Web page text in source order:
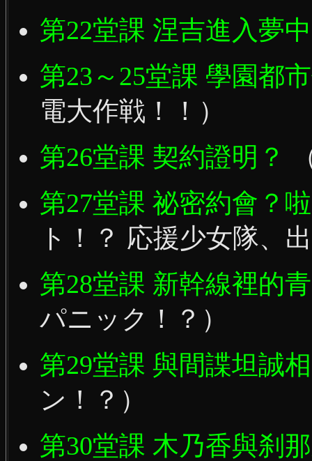
第22堂課 涅吉進入夢
第23～25堂課 學園都
電大作戦！！）
第26堂課 契約證明？
第27堂課 祕密約會？
ト！？ 応援少女隊、
第28堂課 新幹線裡的
パニック！？）
第29堂課 與間諜坦誠
ン！？）
第30堂課 木乃香與刹